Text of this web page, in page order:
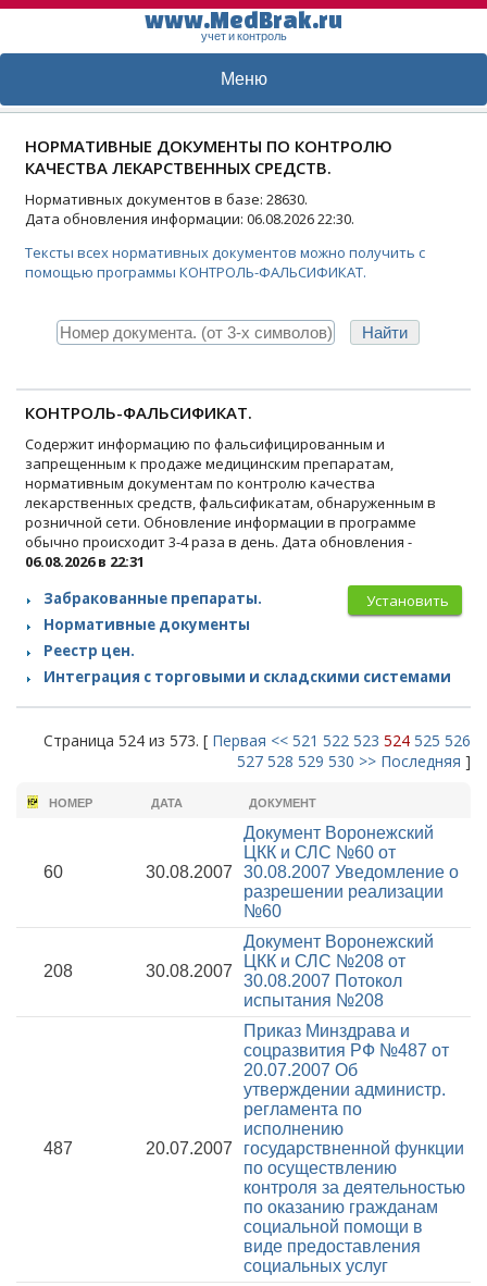
www.MedBrak.ru
учет и контроль
Меню
НОРМАТИВНЫЕ ДОКУМЕНТЫ ПО КОНТРОЛЮ
КАЧЕСТВА ЛЕКАРСТВЕННЫХ СРЕДСТВ.
Нормативных документов в базе: 28630.
Дата обновления информации: 06.08.2026 22:30.
Тексты всех нормативных документов можно получить с
помощью программы КОНТРОЛЬ-ФАЛЬСИФИКАТ.
КОНТРОЛЬ-ФАЛЬСИФИКАТ.
Содержит информацию по фальсифицированным и
запрещенным к продаже медицинским препаратам,
нормативным документам по контролю качества
лекарственных средств, фальсификатам, обнаруженным в
розничной сети. Обновление информации в программе
обычно происходит 3-4 раза в день. Дата обновления -
06.08.2026 в 22:31
Установить
Забракованные препараты.
Нормативные документы
Реестр цен.
Интеграция с торговыми и складскими системами
Страница 524 из 573. [ Первая << 521 522 523 524 525 526
527 528 529 530 >> Последняя ]
НОМЕР ДАТА ДОКУМЕНТ
60 30.08.2007
Документ Воронежский
ЦКК и СЛС №60 от
30.08.2007 Уведомление о
разрешении реализации
№60
208 30.08.2007
Документ Воронежский
ЦКК и СЛС №208 от
30.08.2007 Потокол
испытания №208
487 20.07.2007
Приказ Минздрава и
соцразвития РФ №487 от
20.07.2007 Об
утверждении администр.
регламента по
исполнению
государствненной функции
по осуществлению
контроля за деятельностью
по оказанию гражданам
социальной помощи в
виде предоставления
социальных услуг